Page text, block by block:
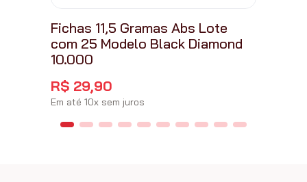
Fichas 11,5 Gramas Abs Lote
com 25 Modelo Black Diamond
10.000
R$ 29,90
Em até 10x sem juros